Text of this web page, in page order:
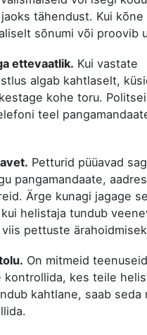
tähendust. Kui kõne
sõnumi või proovib
ettevaatlik. Kui vastate
algab kahtlaselt,
kohe toru.
teel
Petturid püüavad
pangamandaate,
Ärge kunagi jagage
helistaja tundub
pettuste
On mitmeid
kontrollida, kes teile
kahtlane, saab seda